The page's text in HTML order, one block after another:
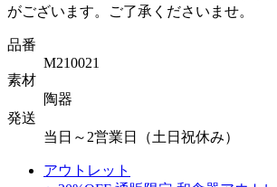
がございます。ご了承くださいませ。
品番
M210021
素材
陶器
発送
当日～2営業日（土日祝休み）
アウトレット